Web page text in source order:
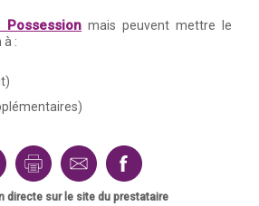
Possession mais peuvent mettre le
à :
directe sur le site du prestataire